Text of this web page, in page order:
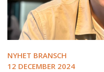
NYHET BRANSCH
12 DECEMBER 2024